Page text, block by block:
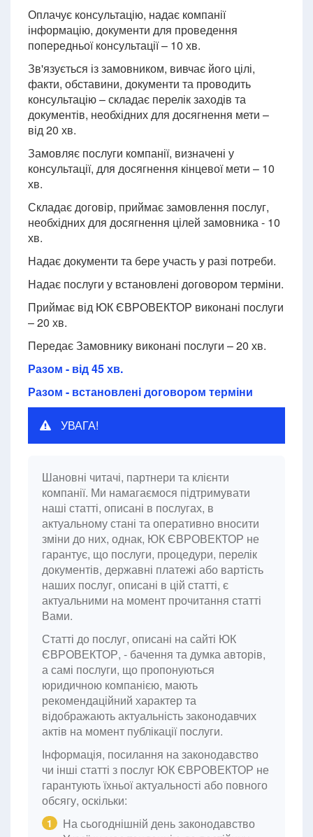
Оплачує консультацію, надає компанії
інформацію, документи для проведення
попередньої консультації – 10 хв.
Зв'язується із замовником, вивчає його цілі,
факти, обставини, документи та проводить
консультацію – складає перелік заходів та
документів, необхідних для досягнення мети –
від 20 хв.
Замовляє послуги компанії, визначені у
консультації, для досягнення кінцевої мети – 10
хв.
Складає договір, приймає замовлення послуг,
необхідних для досягнення цілей замовника - 10
хв.
Надає документи та бере участь у разі потреби.
Надає послуги у встановлені договором терміни.
Приймає від ЮК ЄВРОВЕКТОР виконані послуги
– 20 хв.
Передає Замовнику виконані послуги – 20 хв.
Разом - від 45 хв.
Разом - встановлені договором терміни
УВАГА!
Шановні читачі, партнери та клієнти
компанії. Ми намагаємося підтримувати
наші статті, описані в послугах, в
актуальному стані та оперативно вносити
зміни до них, однак, ЮК ЄВРОВЕКТОР не
гарантує, що послуги, процедури, перелік
документів, державні платежі або вартість
наших послуг, описані в цій статті, є
актуальними на момент прочитання статті
Вами.
Статті до послуг, описані на сайті ЮК
ЄВРОВЕКТОР, - бачення та думка авторів,
а самі послуги, що пропонуються
юридичною компанією, мають
рекомендаційний характер та
відображають актуальність законодавчих
актів на момент публікації послуги.
Інформація, посилання на законодавство
чи інші статті з послуг ЮК ЄВРОВЕКТОР не
гарантують їхньої актуальності або повного
обсягу, оскільки:
1
На сьогоднішній день законодавство